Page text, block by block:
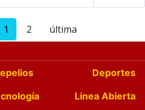
1 2 última
Deportes
Linea Abierta